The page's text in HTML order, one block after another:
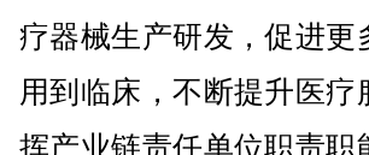
疗器械生产研发，促进更
用到临床，不断提升医
挥产业链责任单位职责职